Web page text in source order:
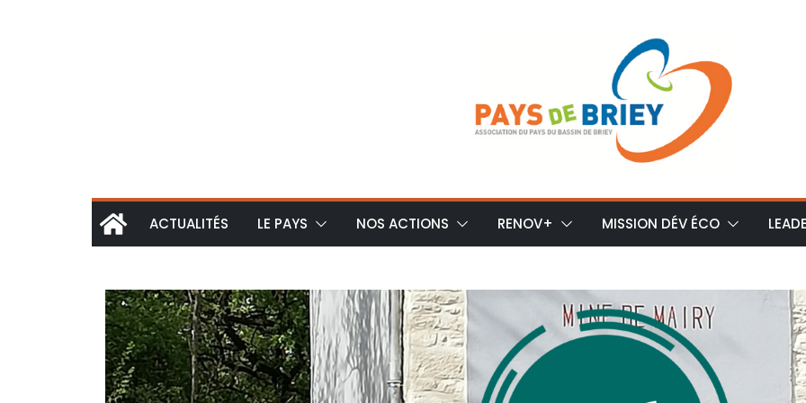
ACTUALITÉS LE PAYS NOS ACTIONS RENOV+ MISSION DÉV ÉCO